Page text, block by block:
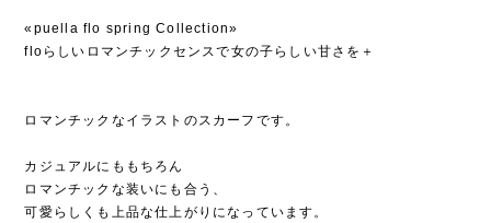
«puella flo spring Collection»
floらしいロマンチックセンスで女の子らしい甘さを＋
ロマンチックなイラストのスカーフです。
カジュアルにももちろん
ロマンチックな装いにも合う、
可愛らしくも上品な仕上がりになっています。